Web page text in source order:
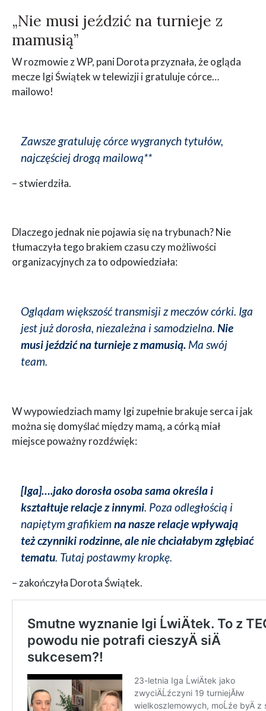
„Nie musi jeździć na turnieje z
mamusią”
W rozmowie z WP, pani Dorota przyznała, że ogląda
mecze Igi Świątek w telewizji i gratuluje córce…
mailowo!
Zawsze gratuluję córce wygranych tytułów,
najczęściej drogą mailową**
– stwierdziła.
Dlaczego jednak nie pojawia się na trybunach? Nie
tłumaczyła tego brakiem czasu czy możliwości
organizacyjnych za to odpowiedziała:
Oglądam większość transmisji z meczów córki. Iga
jest już dorosła, niezależna i samodzielna. Nie
musi jeździć na turnieje z mamusią. Ma swój
team.
W wypowiedziach mamy Igi zupełnie brakuje serca i jak
można się domyślać między mamą, a córką miał
miejsce poważny rozdźwięk:
[Iga]….jako dorosła osoba sama określa i
kształtuje relacje z innymi. Poza odległością i
napiętym grafikiem na nasze relacje wpływają
też czynniki rodzinne, ale nie chciałabym zgłębiać
tematu. Tutaj postawmy kropkę.
– zakończyła Dorota Świątek.